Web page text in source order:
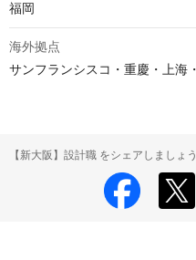
福岡
海外拠点
サンフランシスコ・重慶・上海
【新大阪】設計職 をシェアしましょう